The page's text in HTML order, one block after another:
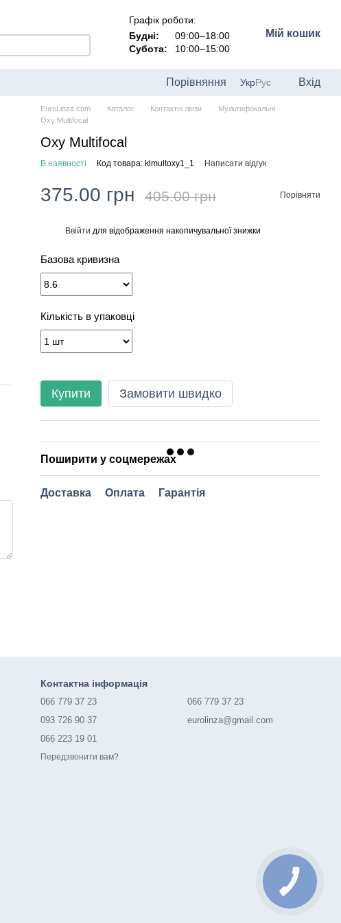
Графік роботи:
Будні:
09:00–18:00
Субота:
10:00–15:00
Мій кошик
Порівняння УкрРус Вхід
EuroLinza.com Каталог Контактні лінзи
Мультифокальні
Oxy Multifocal
Oxy Multifocal
В наявності Код товара: klmultoxy1_1 Написати відгук
375.00 грн 405.00 грн Порівняти
Ввійти для відображення накопичувальної знижки
Базова кривизна
Кількість в упаковці
Купити Замовити швидко
Поширити у соцмережах
Доставка Оплата Гарантія
Контактна інформація
066 779 37 23
093 726 90 37
066 223 19 01
Передзвонити вам?
066 779 37 23
eurolinza@gmail.com